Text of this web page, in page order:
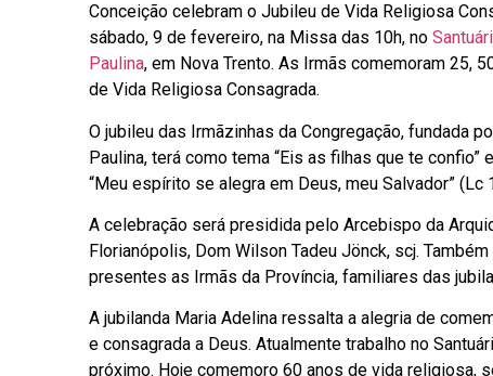
Conceição celebram o Jubileu de Vida Religiosa
sábado, 9 de fevereiro, na Missa das 10h, no
Paulina, em Nova Trento. As Irmãs comemoram 25,
de Vida Religiosa Consagrada.
O jubileu das Irmãzinhas da Congregação, fundada
Paulina, terá como tema “Eis as filhas que te confio”
“Meu espírito se alegra em Deus, meu Salvador” (Lc
A celebração será presidida pelo Arcebispo da
Florianópolis, Dom Wilson Tadeu Jönck, scj.
presentes as Irmãs da Província, familiares das
A jubilanda Maria Adelina ressalta a alegria de
e consagrada a Deus. Atualmente trabalho no
próximo. Hoje comemoro 60 anos de vida religiosa,